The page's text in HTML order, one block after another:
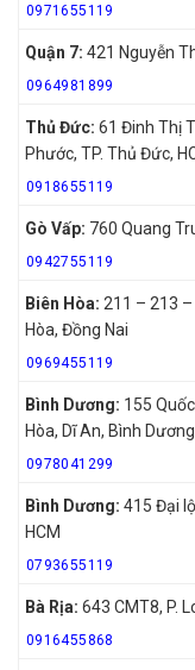
0971655119
Quận 7: 421 Nguyễn
0964981899
Thủ Đức: 61 Đinh Thị
Phước, TP. Thủ Đức,
0918655119
Gò Vấp: 760 Quang
0942755119
Biên Hòa: 211 – 213
Hòa, Đồng Nai
0969455119
Bình Dương: 155
Hòa, Dĩ An, Bình Dương
0978041299
Bình Dương: 415 Đại
HCM
0793655119
Bà Rịa: 643 CMT8, P.
0916455868